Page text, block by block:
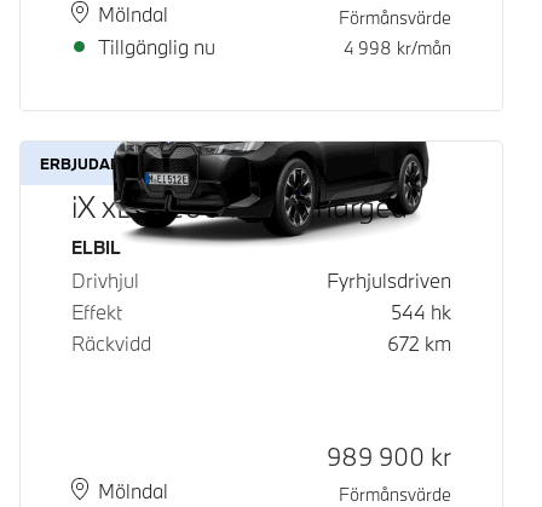
PlatsMölndal
Leveranstid
Tillgänglig nu
Förmånsvärde
4 998 kr/mån
ERBJUDANDE
iX xDrive60 Fully Charged
Bränsle
ELBIL
Drivhjul
Fyrhjulsdriven
Effekt
544 hk
Räckvidd
672 km
PlatsMölndal
Leveranstid
Kontantpris
989 900 kr
Förmånsvärde